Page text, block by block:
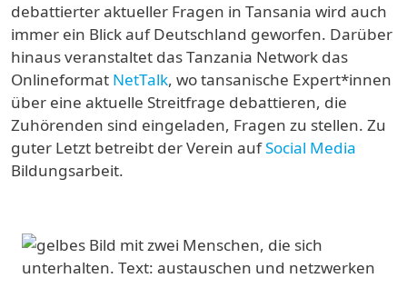
debattierter aktueller Fragen in Tansania wird auch
immer ein Blick auf Deutschland geworfen. Darüber
hinaus veranstaltet das Tanzania Network das
Onlineformat NetTalk, wo tansanische Expert*innen
über eine aktuelle Streitfrage debattieren, die
Zuhörenden sind eingeladen, Fragen zu stellen. Zu
guter Letzt betreibt der Verein aufSocial Media
Bildungsarbeit.